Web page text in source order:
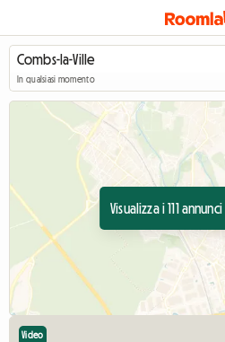
In qualsiasi momento
Visualizza i 111
Video